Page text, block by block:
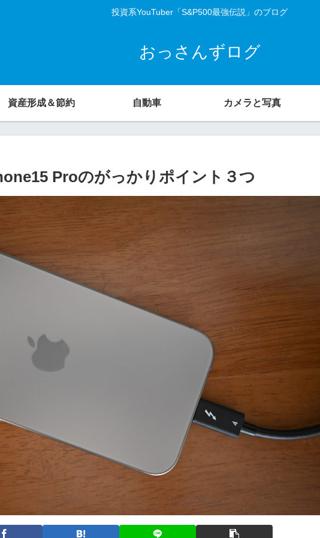
投資系YouTuber「S&P500最強伝説」のブログ
おっさんずログ
資産形成＆節約 自動車 カメラと写真
Proのがっかりポイント３つ